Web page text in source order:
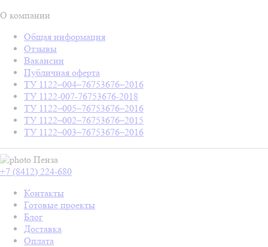
О компании
Общая информация
Отзывы
Вакансии
Публичная оферта
ТУ 1122–004–76753676–2016
ТУ 1122-007-76753676-2018
ТУ 1122–005–76753676–2016
ТУ 1122–002–76753676–2015
ТУ 1122–003–76753676–2016
Пенза
+7 (8412) 224-680
Контакты
Готовые проекты
Блог
Доставка
Оплата